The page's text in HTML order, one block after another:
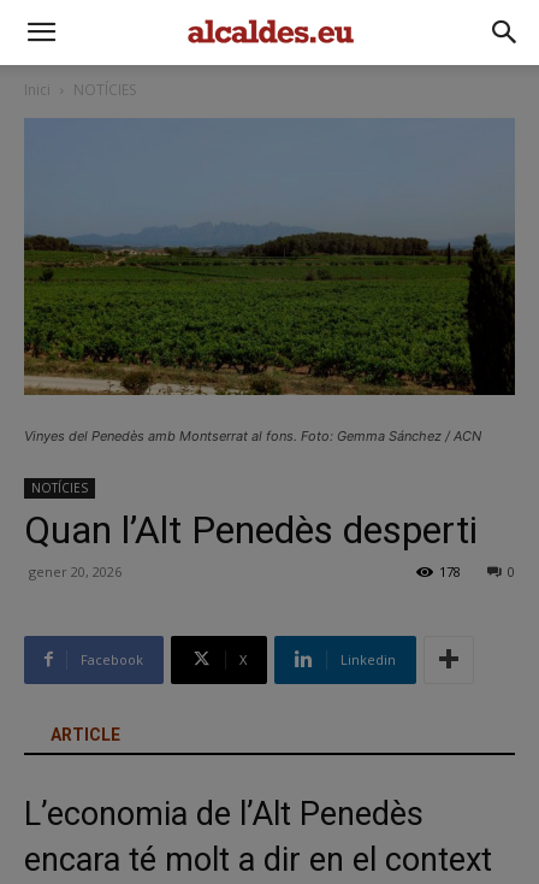
Inici NOTÍCIES
Vinyes del Penedès amb Montserrat al fons. Foto: Gemma Sánchez / ACN
NOTÍCIES
Quan l’Alt Penedès desperti
gener 20, 2026 0
178
Facebook X Linkedin
ARTICLE
L’economia de l’Alt Penedès
encara té molt a dir en el context